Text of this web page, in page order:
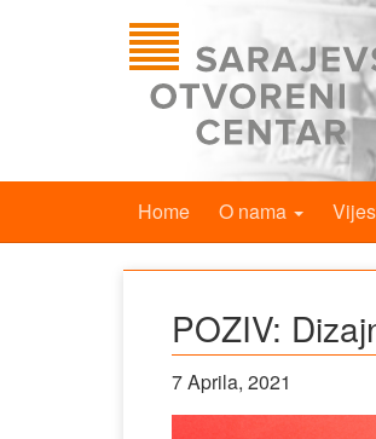
Home O nama
POZIV:
7 Aprila, 2021